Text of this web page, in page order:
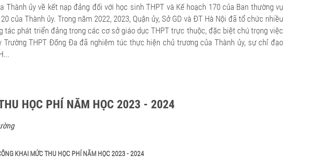
ủy về kết nạp đảng đối với học sinh THPT và Kế hoạch 170 của Ban thường vụ
của Thành ủy. Trong năm 2022, 2023, Quận ủy, Sở GD và ĐT Hà Nội đã tổ chức nhiều
tác phát triển đảng trong các cơ sở giáo dục THPT trực thuộc, đặc biệt chú trọng việc
THPT Đống Đa đã nghiêm túc thực hiện chủ trương của Thành ủy, sự chỉ đạo
HỌC PHÍ NĂM HỌC 2023 - 2024
KHAI MỨC THU HỌC PHÍ NĂM HỌC 2023 - 2024